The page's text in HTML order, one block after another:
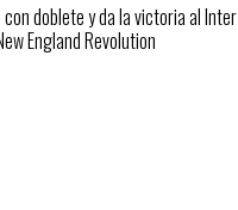
doblete y da la victoria al Inter
England Revolution